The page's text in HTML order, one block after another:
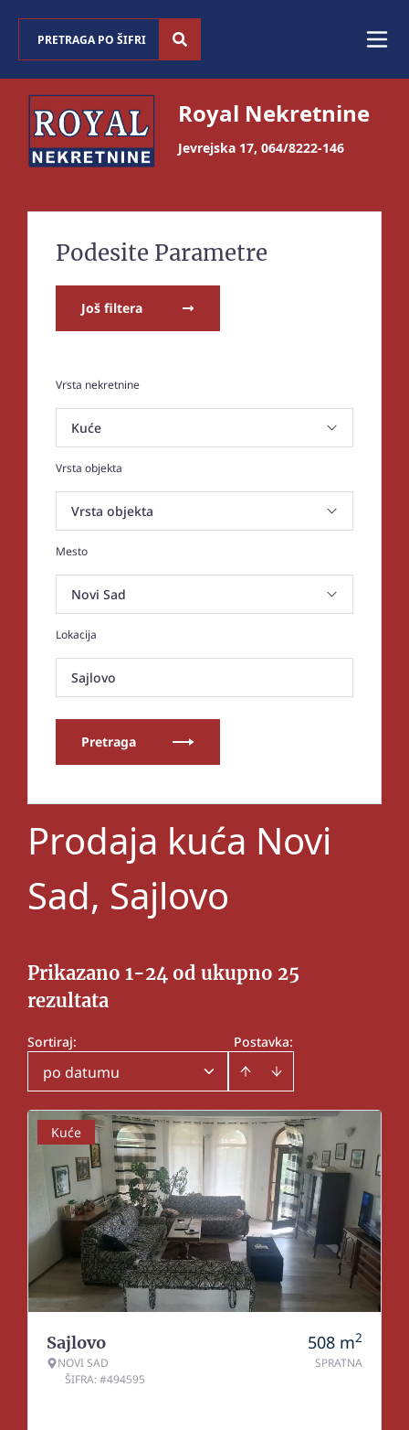
Royal Nekretnine
Jevrejska 17, 064/8222-146
Podesite Parametre
Još filtera
Vrsta nekretnine
Vrsta objekta
Mesto
Lokacija
Sajlovo
Pretraga
Prodaja kuća Novi
Sad, Sajlovo
Prikazano 1-24 od ukupno 25
rezultata
Postavka:
Sortiraj:
po datumu
Kuće
Sajlovo
NOVI SAD
ŠIFRA: #494595
508 m2
SPRATNA